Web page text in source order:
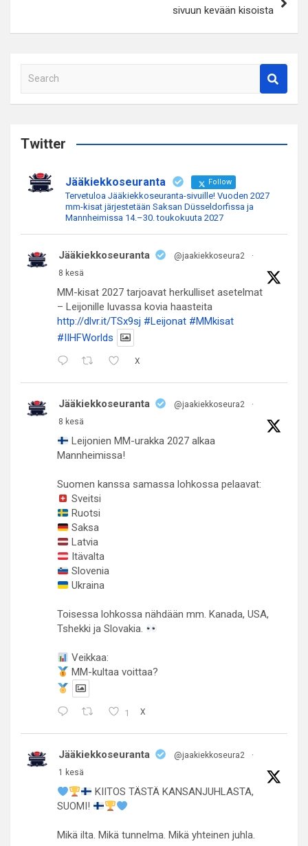
sivuun kevään kisoista
a
c
Twitter
Jääkiekkoseuranta Follow
Tervetuloa Jääkiekkoseuranta-sivuille! Vuoden 2027
mm-kisat järjestetään Saksan Düsseldorfissa ja
Mannheimissa 14.–30. toukokuuta 2027
Jääkiekkoseuranta @jaakiekkoseura2
·
8 kesä
MM-kisat 2027 tarjoavat herkulliset asetelmat
– Leijonille luvassa kovia haasteita
http://dlvr.it/TSx9sj #Leijonat #MMkisat
#IIHFWorlds
X
Jääkiekkoseuranta @jaakiekkoseura2
·
8 kesä
Leijonien MM-urakka 2027 alkaa
Mannheimissa!
Suomen kanssa samassa lohkossa pelaavat:
Sveitsi
Ruotsi
Saksa
Latvia
Itävalta
Slovenia
Ukraina
Toisessa lohkossa nähdään mm. Kanada, USA,
Tshekki ja Slovakia.
Veikkaa:
MM-kultaa voittaa?
1 X
Jääkiekkoseuranta @jaakiekkoseura2
·
1 kesä
KIITOS TÄSTÄ KANSANJUHLASTA,
SUOMI!
Mikä ilta. Mikä tunnelma. Mikä yhteinen juhla.